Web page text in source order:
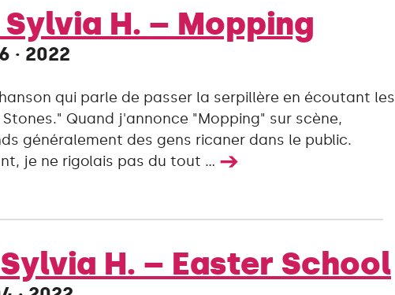
Sylvia H. – Mopping
· 2022
qui parle de passer la serpillère en écoutant les
Stones." Quand j'annonce "Mopping" sur scène,
généralement des gens ricaner dans le public.
je ne rigolais pas du tout ... ➔
Sylvia H. – Easter School